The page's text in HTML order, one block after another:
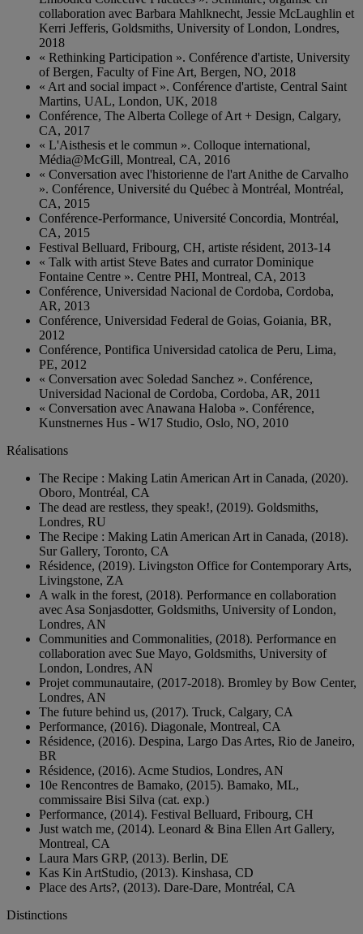
collaboration avec Barbara Mahlknecht, Jessie McLaughlin et
Kerri Jefferis, Goldsmiths, University of London, Londres,
2018
« Rethinking Participation ». Conférence d'artiste, University
of Bergen, Faculty of Fine Art, Bergen, NO, 2018
« Art and social impact ». Conférence d'artiste, Central Saint
Martins, UAL, London, UK, 2018
Conférence, The Alberta College of Art + Design, Calgary,
CA, 2017
« L'Aisthesis et le commun ». Colloque international,
Média@McGill, Montreal, CA, 2016
« Conversation avec l'historienne de l'art Anithe de Carvalho
». Conférence, Université du Québec à Montréal, Montréal,
CA, 2015
Conférence-Performance, Université Concordia, Montréal,
CA, 2015
Festival Belluard, Fribourg, CH, artiste résident, 2013-14
« Talk with artist Steve Bates and currator Dominique
Fontaine Centre ». Centre PHI, Montreal, CA, 2013
Conférence, Universidad Nacional de Cordoba, Cordoba,
AR, 2013
Conférence, Universidad Federal de Goias, Goiania, BR,
2012
Conférence, Pontifica Universidad catolica de Peru, Lima,
PE, 2012
« Conversation avec Soledad Sanchez ». Conférence,
Universidad Nacional de Cordoba, Cordoba, AR, 2011
« Conversation avec Anawana Haloba ». Conférence,
Kunstnernes Hus - W17 Studio, Oslo, NO, 2010
Réalisations
The Recipe : Making Latin American Art in Canada, (2020).
Oboro, Montréal, CA
The dead are restless, they speak!, (2019). Goldsmiths,
Londres, RU
The Recipe : Making Latin American Art in Canada, (2018).
Sur Gallery, Toronto, CA
Résidence, (2019). Livingston Office for Contemporary Arts,
Livingstone, ZA
A walk in the forest, (2018). Performance en collaboration
avec Asa Sonjasdotter, Goldsmiths, University of London,
Londres, AN
Communities and Commonalities, (2018). Performance en
collaboration avec Sue Mayo, Goldsmiths, University of
London, Londres, AN
Projet communautaire, (2017-2018). Bromley by Bow Center,
Londres, AN
The future behind us, (2017). Truck, Calgary, CA
Performance, (2016). Diagonale, Montreal, CA
Résidence, (2016). Despina, Largo Das Artes, Rio de Janeiro,
BR
Résidence, (2016). Acme Studios, Londres, AN
10e Rencontres de Bamako, (2015). Bamako, ML,
commissaire Bisi Silva (cat. exp.)
Performance, (2014). Festival Belluard, Fribourg, CH
Just watch me, (2014). Leonard & Bina Ellen Art Gallery,
Montreal, CA
Laura Mars GRP, (2013). Berlin, DE
Kas Kin ArtStudio, (2013). Kinshasa, CD
Place des Arts?, (2013). Dare-Dare, Montréal, CA
Distinctions